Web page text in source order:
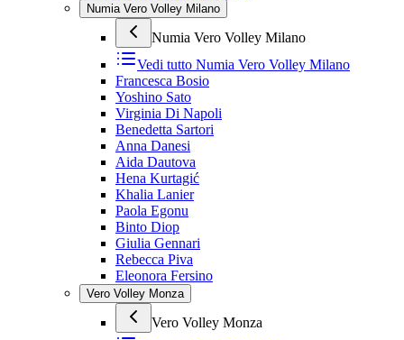
Numia Vero Volley Milano
Numia Vero Volley Milano
Vedi tutto Numia Vero Volley Milano
Francesca Bosio
Yoshino Sato
Virginia Di Napoli
Benedetta Sartori
Anna Danesi
Aida Dautova
Hena Kurtagić
Khalia Lanier
Paola Egonu
Binto Diop
Giulia Gennari
Rebecca Piva
Eleonora Fersino
Vero Volley Monza
Vero Volley Monza